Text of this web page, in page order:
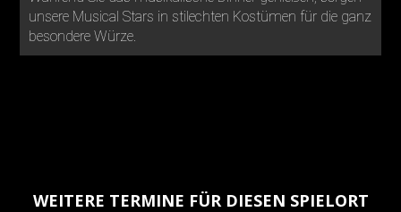
unsere Musical Stars in stilechten Kostümen für die ganz
besondere Würze.
WEITERE TERMINE FÜR DIESEN SPIELORT